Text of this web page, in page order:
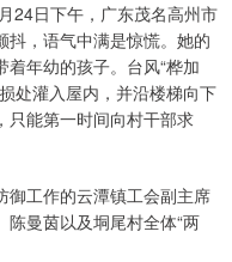
24日下午，广东茂名高州市
抖，语气中满是惊慌。她的
年幼的孩子。台风“桦加
处灌入屋内，并沿楼梯向下
只能第一时间向村干部求
御工作的云潭镇工会副主席
曼茵以及垌尾村全体“两